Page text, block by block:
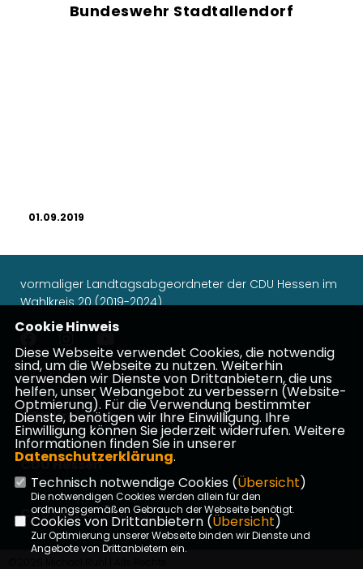
Bundeswehr Stadtallendorf
01.09.2019
vormaliger Landtagsabgeordneter der CDU Hessen im
Wahlkreis 20 (2019-2024)
Impressum Datenschutz Kontakt
CDU Kreisverband Vogelsberg
CDU Hessen
CDU Deutschlands
Cookie Hinweis
Diese Webseite verwendet Cookies, die notwendig
sind, um die Webseite zu nutzen. Weiterhin
verwenden wir Dienste von Drittanbietern, die uns
helfen, unser Webangebot zu verbessern (Website-
Optmierung). Für die Verwendung bestimmter
Dienste, benötigen wir Ihre Einwilligung. Ihre
Einwilligung können Sie jederzeit widerrufen. Weitere
Informationen finden Sie in unserer
Datenschutzerklärung.
Technisch notwendige Cookies (Übersicht)
Die notwendigen Cookies werden allein für den
ordnungsgemäßen Gebrauch der Webseite benötigt.
Cookies von Drittanbietern (Übersicht)
Zur Optimierung unserer Webseite binden wir Dienste und
Angebote von Drittanbietern ein.